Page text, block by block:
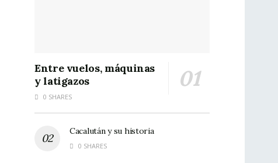
Entre vuelos, máquinas
y latigazos
0 SHARES
Cacalután y su historia
0 SHARES